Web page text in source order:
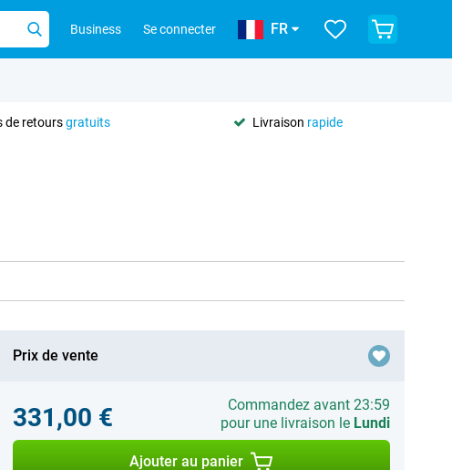
Business Se connecter FR
de retoursgratuits Livraison rapide
Prix de vente
331,00 €
Commandez avant 23:59
pour une livraison le Lundi
Ajouter au panier